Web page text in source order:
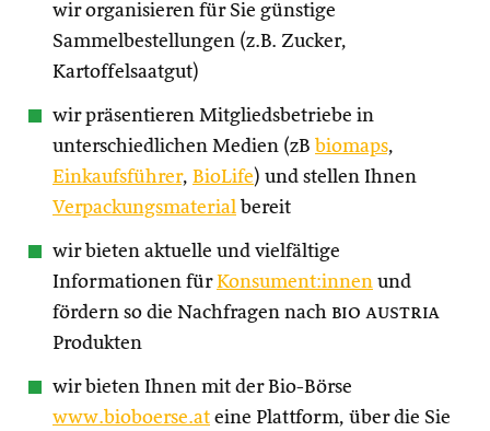
wir organisieren für Sie günstige
Sammelbestellungen (z.B. Zucker,
Kartoffelsaatgut)
wir präsentieren Mitgliedsbetriebe in
unterschiedlichen Medien (zB biomaps,
Einkaufsführer, BioLife) und stellen Ihnen
Verpackungsmaterial bereit
wir bieten aktuelle und vielfältige
Informationen fürKonsument:innen und
fördern so die Nachfragen nach bio austria
Produkten
wir bieten Ihnen mit der Bio-Börse
www.bioboerse.at eine Plattform, über die Sie